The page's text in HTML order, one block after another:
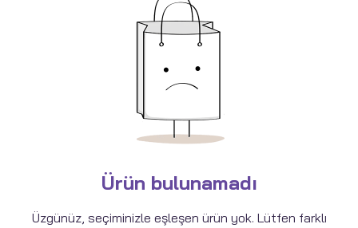
Ürün bulunamadı
Üzgünüz, seçiminizle eşleşen ürün yok. Lütfen farklı